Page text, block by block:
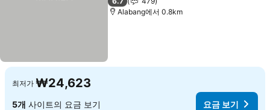
Alabang에서 0.8km
최저가 ₩24,623
5개 사이트의 요금 보기 요금 보기